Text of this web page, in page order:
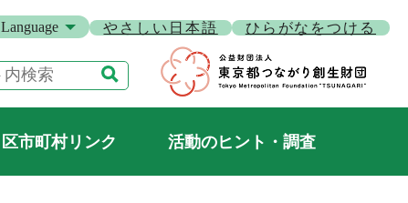
Language やさしい日本語 ひらがなをつける
区市町村リンク 活動のヒント・調査